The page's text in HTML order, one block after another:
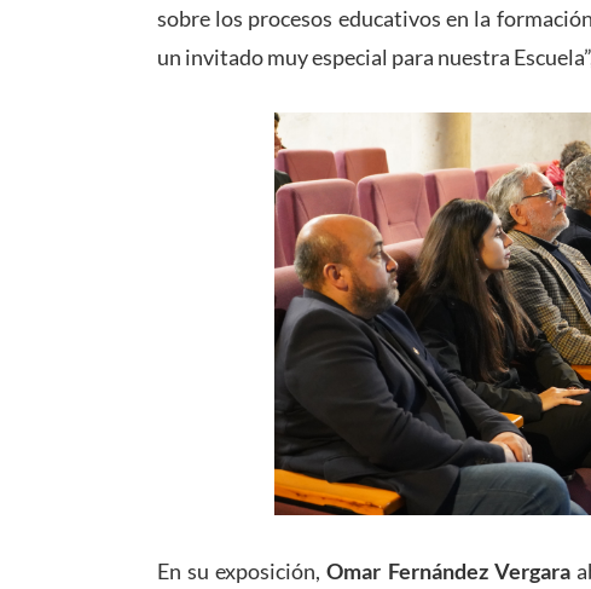
sobre los procesos educativos en la
un invitado muy especial para nuestra
En su exposición,Omar Fernández Vergara